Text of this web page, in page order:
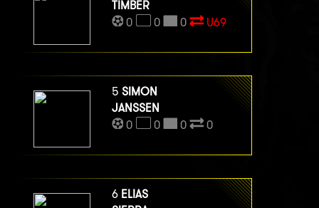
TIMBER
0
0 0 U69
5 SIMON
JANSSEN
0
0 0 0
6 ELIAS